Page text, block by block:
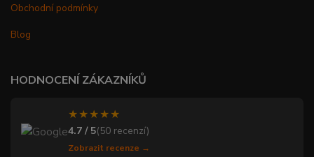
Obchodní podmínky
Blog
HODNOCENÍ ZÁKAZNÍKŮ
★★★★★
4.7 / 5(50 recenzí)
Zobrazit recenze →